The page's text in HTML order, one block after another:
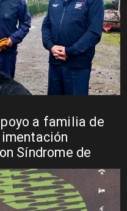
a familia de
Síndrome de